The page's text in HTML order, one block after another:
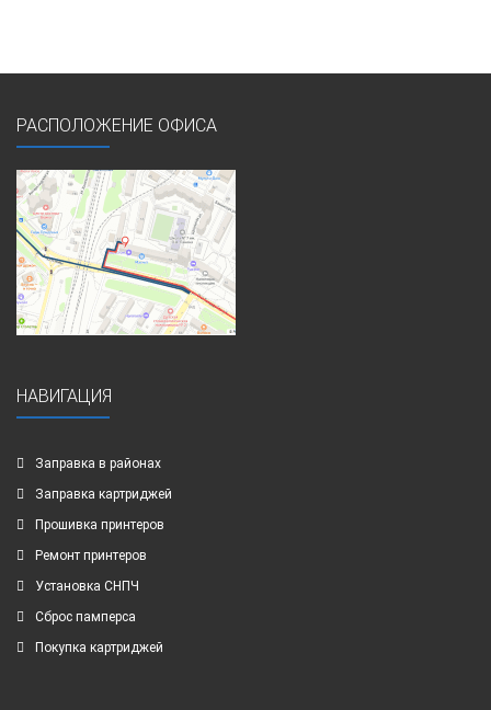
РАСПОЛОЖЕНИЕ ОФИСА
НАВИГАЦИЯ
Заправка в районах
Заправка картриджей
Прошивка принтеров
Ремонт принтеров
Установка СНПЧ
Сброс памперса
Покупка картриджей